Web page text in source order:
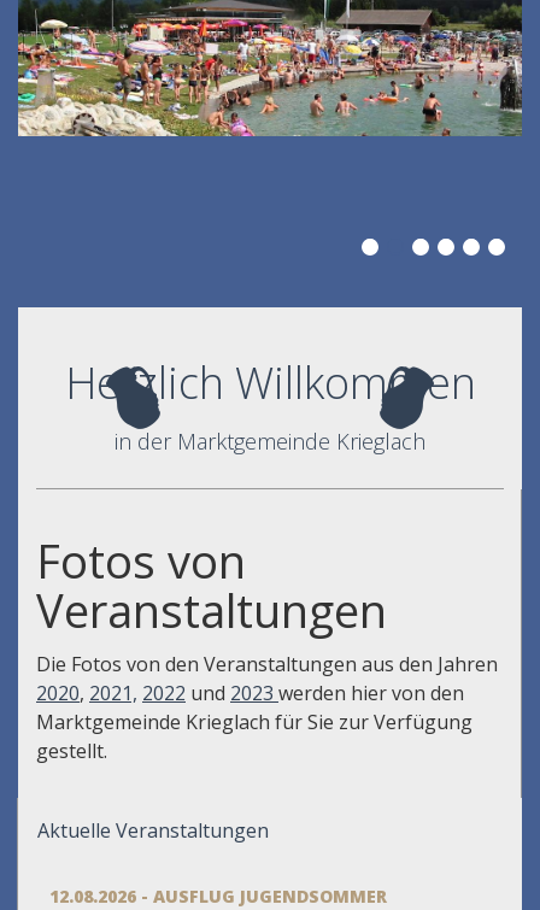
Herzlich Willkommen
in der Marktgemeinde Krieglach
Fotos von
Veranstaltungen
Die Fotos von den Veranstaltungen aus den Jahren
2020, 2021, 2022 und 2023 werden hier von den
Marktgemeinde Krieglach für Sie zur Verfügung
gestellt.
Aktuelle Veranstaltungen
12.08.2026 - AUSFLUG JUGENDSOMMER